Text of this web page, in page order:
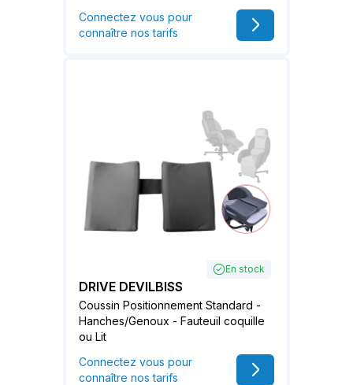
Connectez vous pour
connaître nos tarifs
En stock
DRIVE DEVILBISS
Coussin Positionnement Standard -
Hanches/Genoux - Fauteuil coquille
ou Lit
Connectez vous pour
connaître nos tarifs